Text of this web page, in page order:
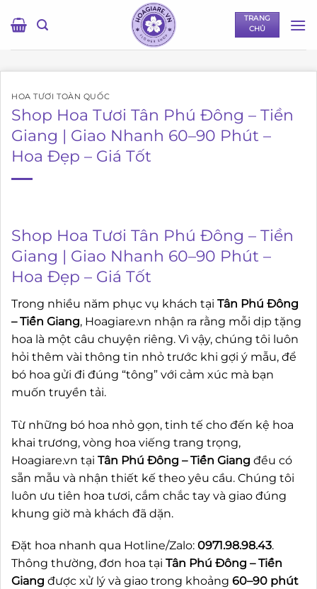
qua
TRANG
CHỦ
HOA TƯƠI TOÀN QUỐC
Shop Hoa Tươi Tân Phú Đông – Tiền
Giang | Giao Nhanh 60–90 Phút –
Hoa Đẹp – Giá Tốt
Shop Hoa Tươi Tân Phú Đông – Tiền
Giang | Giao Nhanh 60–90 Phút –
Hoa Đẹp – Giá Tốt
Trong nhiều năm phục vụ khách tại Tân Phú Đông
– Tiền Giang, Hoagiare.vn nhận ra rằng mỗi dịp tặng
hoa là một câu chuyện riêng. Vì vậy, chúng tôi luôn
hỏi thêm vài thông tin nhỏ trước khi gợi ý mẫu, để
bó hoa gửi đi đúng “tông” với cảm xúc mà bạn
muốn truyền tải.
Từ những bó hoa nhỏ gọn, tinh tế cho đến kệ hoa
khai trương, vòng hoa viếng trang trọng,
Hoagiare.vn tại Tân Phú Đông – Tiền Giang đều có
sẵn mẫu và nhận thiết kế theo yêu cầu. Chúng tôi
luôn ưu tiên hoa tươi, cắm chắc tay và giao đúng
khung giờ mà khách đã dặn.
Đặt hoa nhanh qua Hotline/Zalo: 0971.98.98.43.
Thông thường, đơn hoa tại Tân Phú Đông – Tiền
Giang được xử lý và giao trong khoảng 60–90 phút